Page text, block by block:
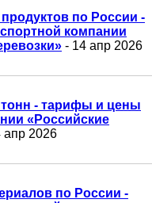
по России -
компании
- 14 апр 2026
- тарифы и цены
«Российские
апр 2026
по России -